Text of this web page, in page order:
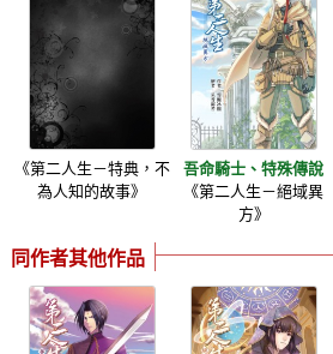
《第二人生－特典，不
為人知的故事》
吾命騎士、特殊傳說
《第二人生－絕域異
方》
同作者其他作品